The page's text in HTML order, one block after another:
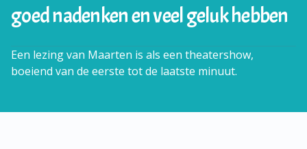
goed nadenken en veel geluk hebben
Een lezing van Maarten is als een theatershow,
boeiend van de eerste tot de laatste minuut.